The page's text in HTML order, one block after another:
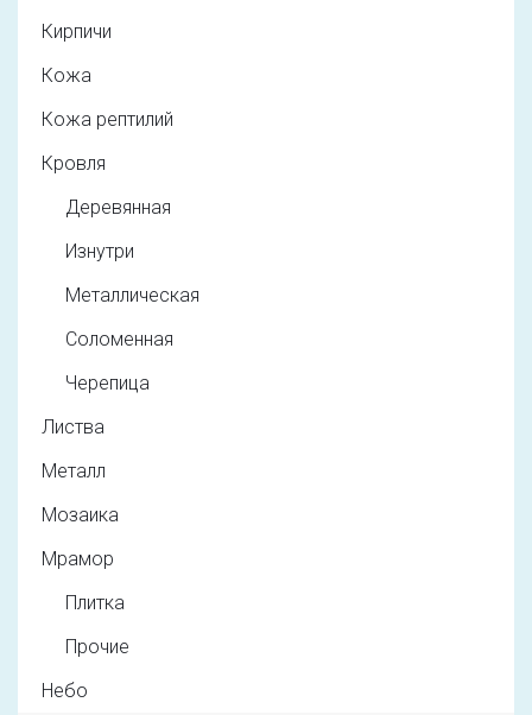
Кирпичи
Кожа
Кожа рептилий
Кровля
Деревянная
Изнутри
Металлическая
Соломенная
Черепица
Листва
Металл
Мозаика
Мрамор
Плитка
Прочие
Небо